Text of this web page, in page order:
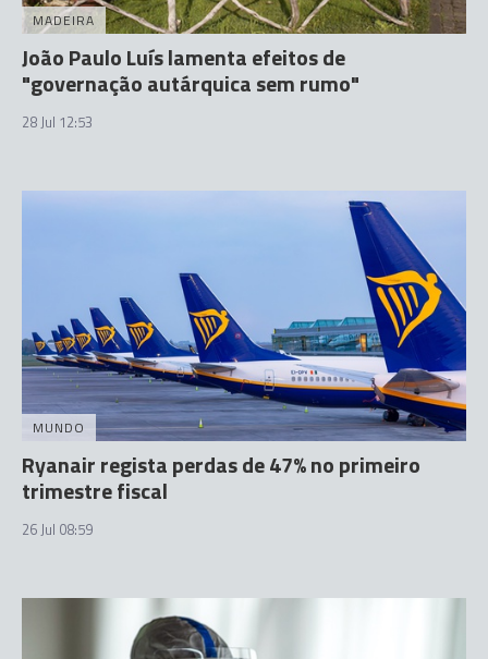
MADEIRA
João Paulo Luís lamenta efeitos de
"governação autárquica sem rumo"
28 Jul 12:53
MUNDO
Ryanair regista perdas de 47% no primeiro
trimestre fiscal
26 Jul 08:59